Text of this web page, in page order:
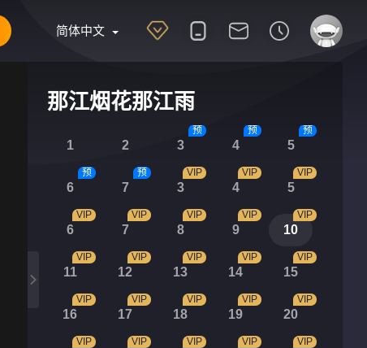
简体中文
那江烟花那江雨
1 2 3
预
4
预
5
预
6
预
7
预
3
VIP
4
VIP
5
VIP
6
VIP
7
VIP
8
VIP
9
VIP
10
VIP
11
VIP
12
VIP
13
VIP
14
VIP
15
VIP
16
VIP
17
VIP
18
VIP
19
VIP
20
VIP
VIP VIP VIP VIP VIP